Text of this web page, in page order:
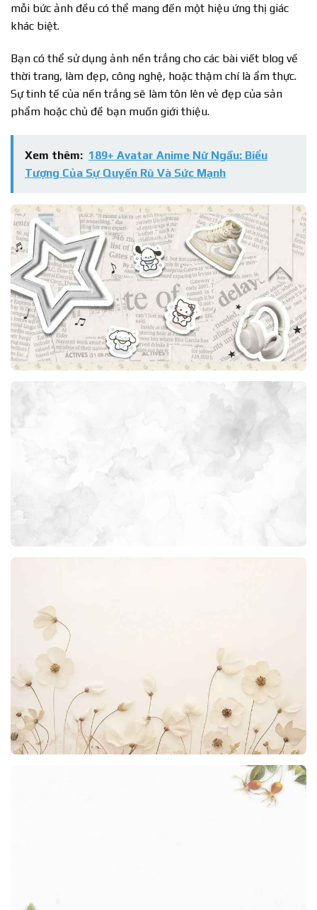
mỗi bức ảnh đều có thể mang đến một hiệu ứng thị giác
khác biệt.
Bạn có thể sử dụng ảnh nền trắng cho các bài viết blog về
thời trang, làm đẹp, công nghệ, hoặc thậm chí là ẩm thực.
Sự tinh tế của nền trắng sẽ làm tôn lên vẻ đẹp của sản
phẩm hoặc chủ đề bạn muốn giới thiệu.
Xem thêm: 189+ Avatar Anime Nữ Ngầu: Biểu
Tượng Của Sự Quyến Rũ Và Sức Mạnh